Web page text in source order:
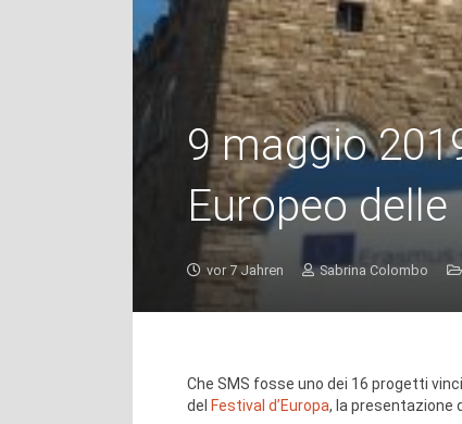
9 maggio
Europeo delle
vor 7 Jahren Sabrina Colombo
Che SMS fosse uno dei 16 progetti
del Festival d’Europa, la presentazione